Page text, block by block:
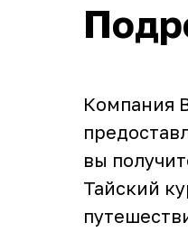
Компания
вы
Тайский